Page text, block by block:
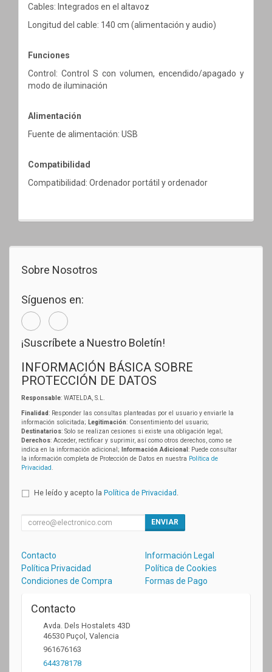
Cables: Integrados en el altavoz
Longitud del cable: 140 cm (alimentación y audio)
Funciones
Control: Control S con volumen, encendido/apagado y
modo de iluminación
Alimentación
Fuente de alimentación: USB
Compatibilidad
Compatibilidad: Ordenador portátil y ordenador
Sobre Nosotros
Síguenos en:
¡Suscríbete a Nuestro Boletín!
INFORMACIÓN BÁSICA SOBRE
PROTECCIÓN DE DATOS
Responsable: WATELDA, S.L.
Finalidad: Responder las consultas planteadas por el usuario y enviarle la
información solicitada; Legitimación: Consentimiento del usuario;
Destinatarios: Solo se realizan cesiones si existe una obligación legal;
Derechos: Acceder, rectificar y suprimir, así como otros derechos, como se
indica en la información adicional;
Información Adicional : Puede consultar
la información completa de Protección de Datos en nuestra Política de
Privacidad
He leído y acepto la Política de Privacidad
ENVIAR
Contacto
Información Legal
Política Privacidad
Política de Cookies
Condiciones de Compra
Formas de Pago
Contacto
Avda. Dels Hostalets 43D
46530 Puçol Valencia
961676163
644378178